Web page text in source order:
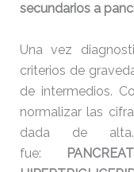
secundarios a
Una vez
criterios de
de intermedios.
normalizar las
dada de
fue: